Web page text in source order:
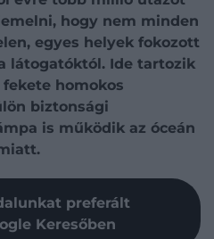
hogy nem minden
egyes helyek fokozott
látogatóktól. Ide tartozik
homokos
biztonsági
is működik az óceán
preferált
Keresőben